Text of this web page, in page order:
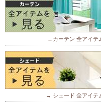
→カーテン 全アイテ
→ シェード 全アイテ